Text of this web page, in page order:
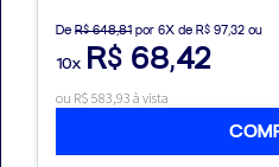
De R$ 648,81 por 6X de R$ 97,32 ou
10x R$ 68,42
ou R$ 583,93 à vista